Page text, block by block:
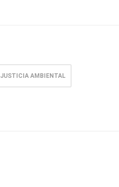
JUSTICIA AMBIENTAL